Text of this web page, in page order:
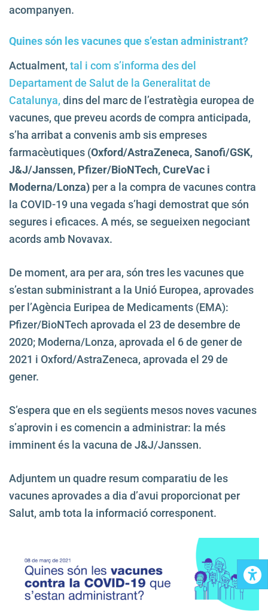
acompanyen.
Quines són les vacunes que s’estan administrant?
Actualment, tal i com s’informa des del
Departament de Salut de la Generalitat de
Catalunya, dins del marc de l’estratègia europea de
vacunes, que preveu acords de compra anticipada,
s’ha arribat a convenis amb sis empreses
farmacèutiques (Oxford/AstraZeneca, Sanofi/GSK,
J&J/Janssen, Pfizer/BioNTech, CureVac i
Moderna/Lonza) per a la compra de vacunes contra
la COVID-19 una vegada s’hagi demostrat que són
segures i eficaces. A més, se segueixen negociant
acords amb Novavax.
De moment, ara per ara, són tres les vacunes que
s’estan subministrant a la Unió Europea, aprovades
per l’Agència Euripea de Medicaments (EMA):
Pfizer/BioNTech aprovada el 23 de desembre de
2020; Moderna/Lonza, aprovada el 6 de gener de
2021 i Oxford/AstraZeneca, aprovada el 29 de
gener.
S’espera que en els següents mesos noves vacunes
s’aprovin i es comencin a administrar: la més
imminent és la vacuna de J&J/Janssen.
Adjuntem un quadre resum comparatiu de les
vacunes aprovades a dia d’avui proporcionat per
Salut, amb tota la informació corresponent.